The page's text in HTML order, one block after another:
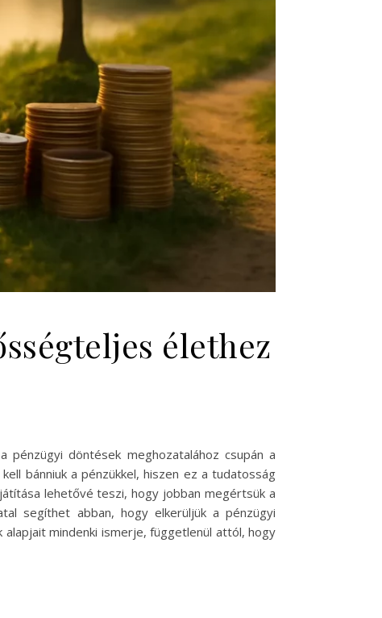
élethez
döntések meghozatalához csupán a
bánniuk a pénzükkel, hiszen ez a tudatosság
lehetővé teszi, hogy jobban megértsük a
segíthet abban, hogy elkerüljük a pénzügyi
mindenki ismerje, függetlenül attól, hogy